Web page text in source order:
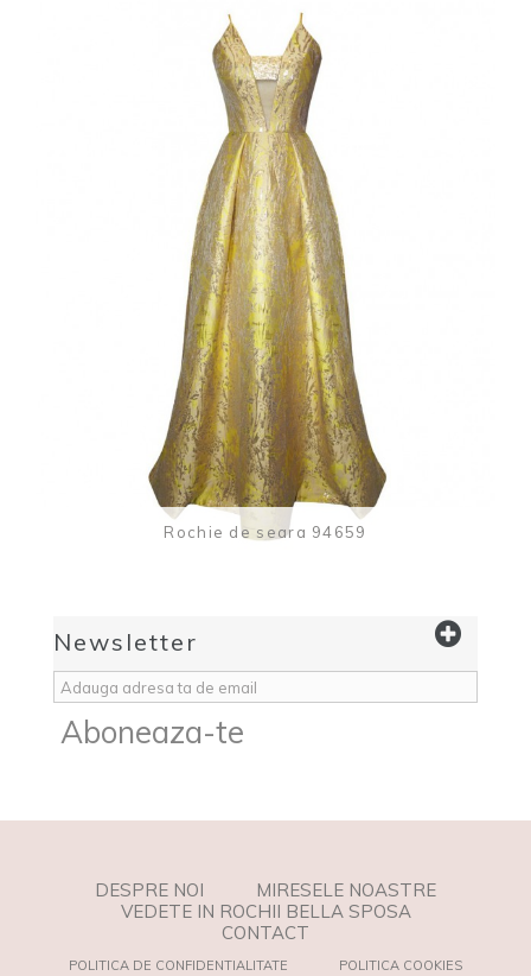
Rochie de seara 94659
Newsletter
Aboneaza-te
DESPRE NOI
MIRESELE NOASTRE
VEDETE IN ROCHII BELLA SPOSA
CONTACT
POLITICA DE CONFIDENTIALITATE POLITICA COOKIES